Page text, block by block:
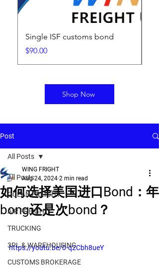
Single ISF customs bond
Price
$90.00
Shop Now
Post
All Posts
OCEAN FREIGHT
AIR FREIGHT
TRUCKING
3PL & WAREHOUSING
CUSTOMS BROKERAGE
All Posts
如何选择美国进口Bond：年
bong还是次bond？
WING FRIGHT
Aug 24, 2024 2 min read
https://youtu.be/0-q2Cbh8ueY